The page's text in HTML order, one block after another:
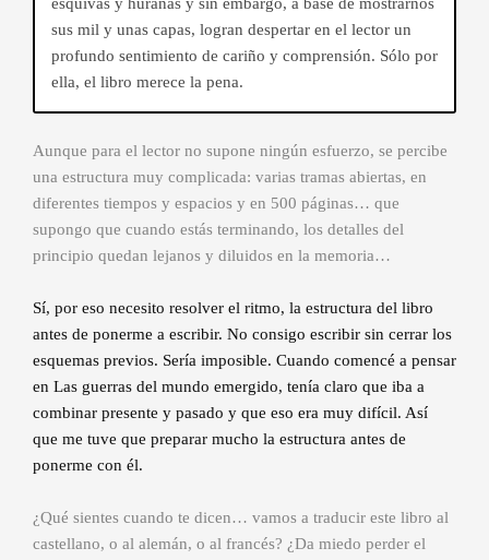
sus mil y unas capas, logran despertar en el lector un
profundo sentimiento de cariño y comprensión. Sólo por
ella, el libro merece la pena.
Aunque para el lector no supone ningún esfuerzo, se percibe
una estructura muy complicada: varias tramas abiertas, en
diferentes tiempos y espacios y en 500 páginas… que
supongo que cuando estás terminando, los detalles del
principio quedan lejanos y diluidos en la memoria…
Sí, por eso necesito resolver el ritmo, la estructura del libro
antes de ponerme a escribir. No consigo escribir sin cerrar los
esquemas previos. Sería imposible. Cuando comencé a pensar
en Las guerras del mundo emergido, tenía claro que iba a
combinar presente y pasado y que eso era muy difícil. Así
que me tuve que preparar mucho la estructura antes de
ponerme con él.
¿Qué sientes cuando te dicen… vamos a traducir este libro al
castellano, o al alemán, o al francés? ¿Da miedo perder el